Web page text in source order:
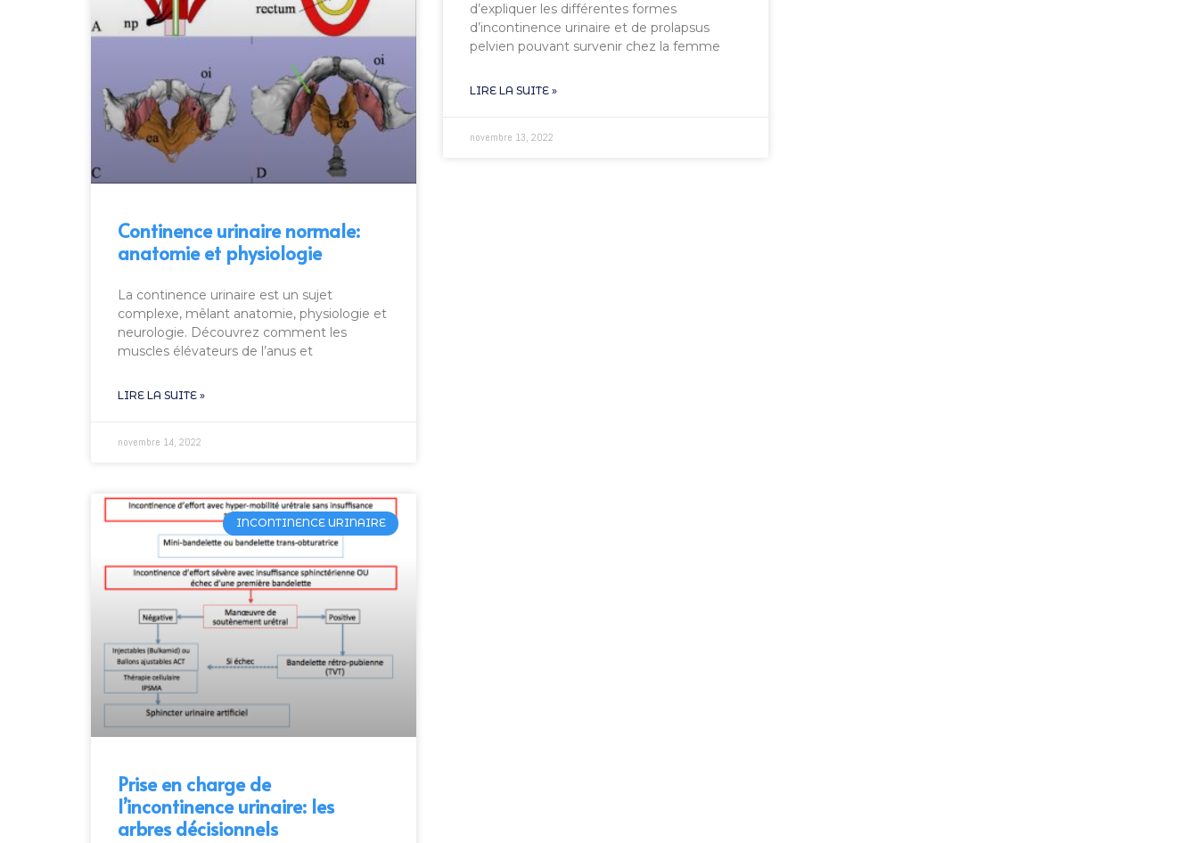
Continence urinaire normale:
anatomie et physiologie
La continence urinaire est un sujet
complexe, mêlant anatomie, physiologie et
neurologie. Découvrez comment les
muscles élévateurs de l’anus et
LIRE LA SUITE »
novembre 14, 2022
d’expliquer les différentes formes
d’incontinence urinaire et de prolapsus
pelvien pouvant survenir chez la femme
LIRE LA SUITE »
novembre 13, 2022
INCONTINENCE URINAIRE
Prise en charge de
l’incontinence urinaire: les
arbres décisionnels